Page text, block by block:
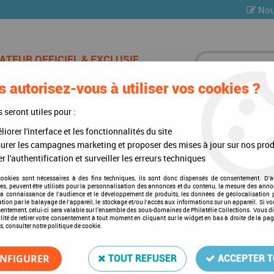
DE CHAMPAGNE
Pays-Bas II 1990-2007
Texte Standard Pays-Bas II
Soyez le premier à donner votre
DA117
autorisez-vous à utiliser vos cookies ?
seront utiles pour :
l'interface et les fonctionnalités du site
les campagnes marketing et proposer des mises à jour sur nos
l'authentification et surveiller les erreurs techniques
sont nécessaires à des fins techniques, ils sont donc dispensés de consentement.
peuvent être utilisés pour la personnalisation des annonces et du contenu, la mesure des
connaissance de l'audience et le développement de produits, les données de géolocalisation
par le balayage de l'appareil, le stockage et/ou l'accès aux informations sur un appareil. Si
celui-ci sera valable sur l’ensemble des sous-domaines de Philatélie Collections. Vous
de retirer votre consentement à tout moment en cliquant sur le widget en bas à droite de la
consulter notre politique de cookie.
TOUT REFUSER ACCEPTER